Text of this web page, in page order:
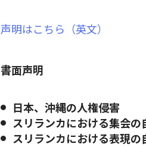
声明はこちら（英文）
書面声明
日本、沖縄の人権侵害
スリランカにおける集会の
スリランカにおける表現の